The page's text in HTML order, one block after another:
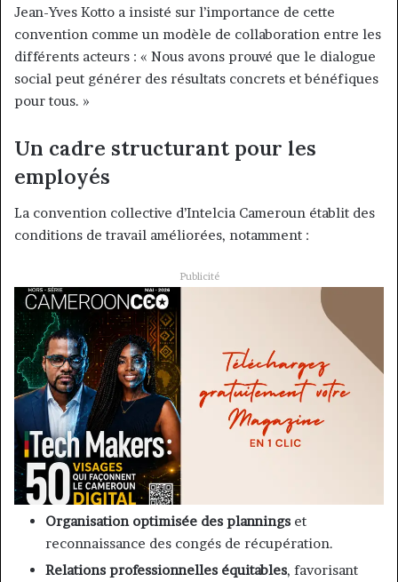
Jean-Yves Kotto a insisté sur l’importance de cette
convention comme un modèle de collaboration entre les
différents acteurs : « Nous avons prouvé que le dialogue
social peut générer des résultats concrets et bénéfiques
pour tous. »
Un cadre structurant pour les
employés
La convention collective d’Intelcia Cameroun établit des
conditions de travail améliorées, notamment :
Publicité
Organisation optimisée des plannings et
reconnaissance des congés de récupération.
Relations professionnelles équitables, favorisant